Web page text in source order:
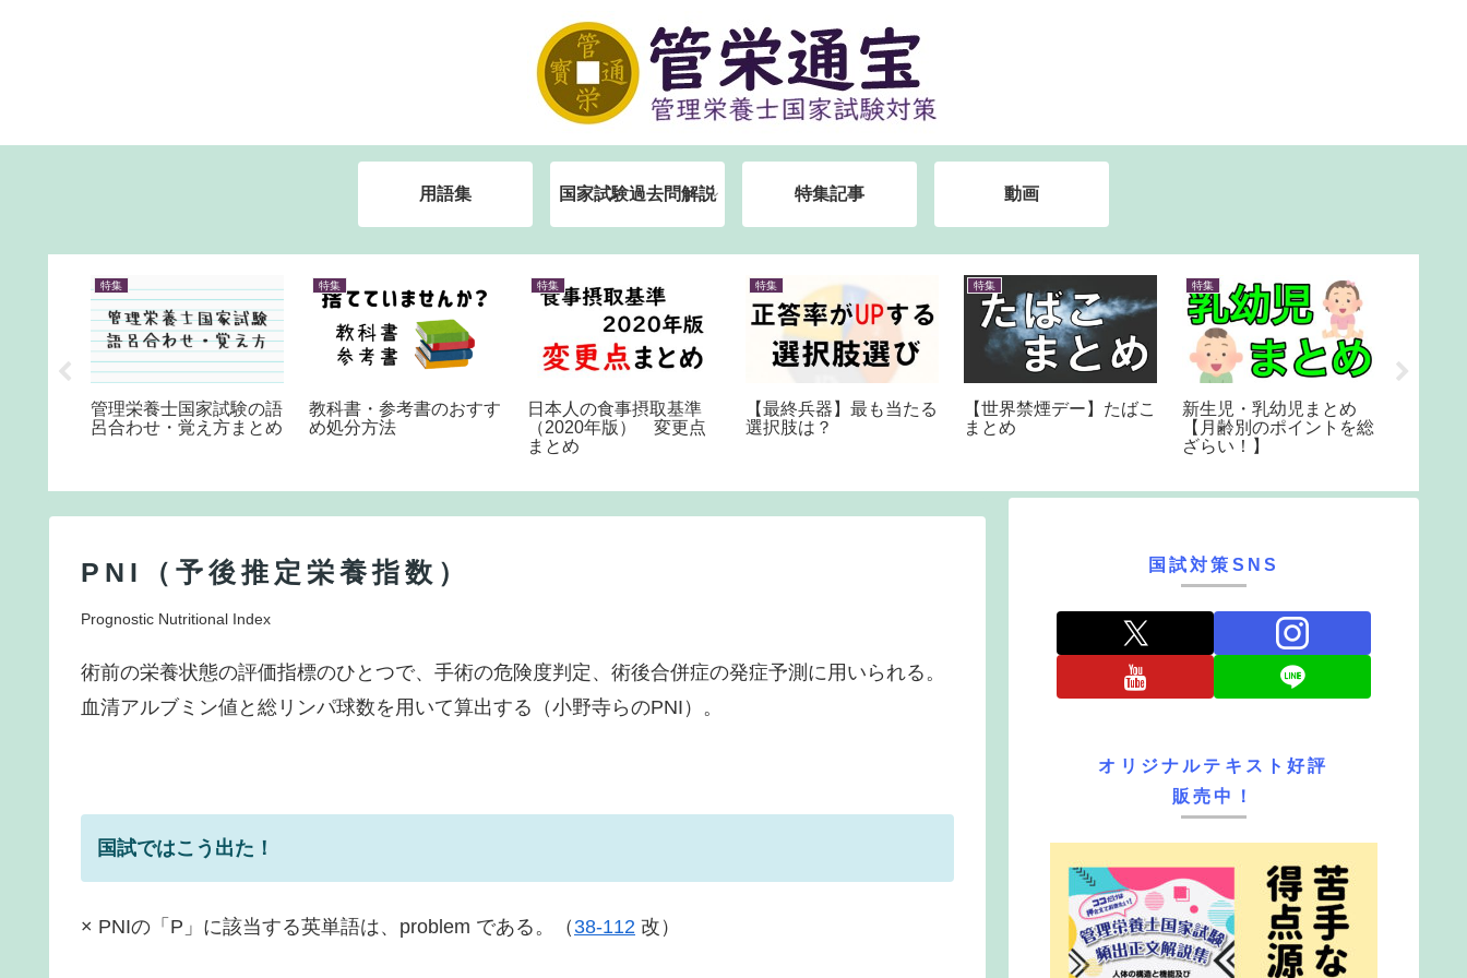
用語集 国家試験過去問解説 特集記事 動画
特集
管理栄養士国家試験の語
呂合わせ・覚え方まとめ
特集
教科書・参考書のおすす
め処分方法
特集
日本人の食事摂取基準
（2020年版） 変更点
まとめ
特集
【最終兵器】最も当たる
選択肢は？
特集
【世界禁煙デー】たばこ
まとめ
特集
新生児・乳幼児まとめ
【月齢別のポイントを総
ざらい！】
PNI（予後推定栄養指数）
Prognostic Nutritional Index
術前の栄養状態の評価指標のひとつで、手術の危険度判定、術後合併症の発症予測に用いられる。
血清アルブミン値と総リンパ球数を用いて算出する（小野寺らのPNI）。
国試ではこう出た！
× PNIの「P」に該当する英単語は、problem である。（ 38-112 改）
国試対策SNS
オリジナルテキスト好評
販売中！